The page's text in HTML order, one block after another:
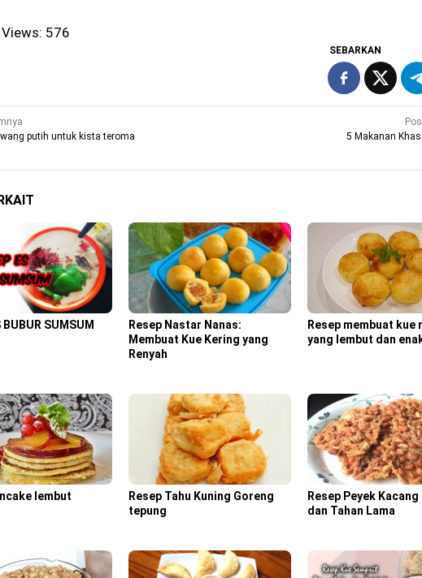
576
SEBARKAN
putih untuk kista teroma
5 Makanan
BUBUR SUMSUM
Resep Nastar Nanas:
Membuat Kue Kering yang
Renyah
Resep membuat kue
yang lembut dan
lembut
Resep Tahu Kuning Goreng
tepung
Resep Peyek Kacang
dan Tahan Lama